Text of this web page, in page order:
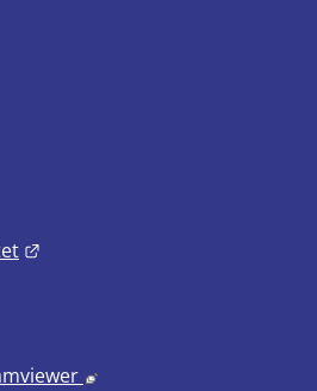
till annan webbplats, öppnas i
Länk till annan